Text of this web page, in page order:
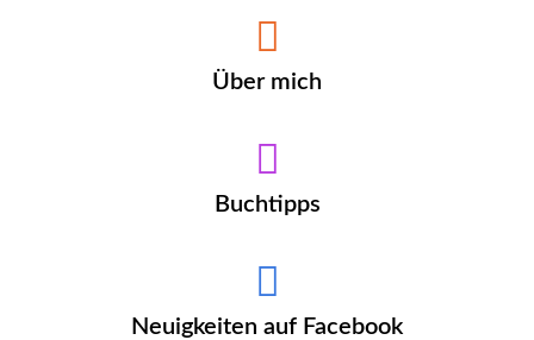
Über mich
Buchtipps
Neuigkeiten auf Facebook